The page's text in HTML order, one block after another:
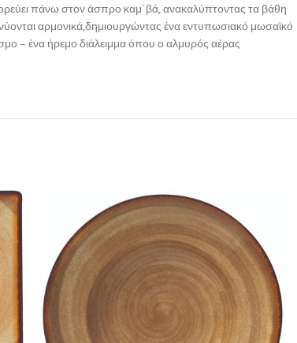
πάνω στον άσπρο καμ΄βά, ανακαλύπτοντας τα βάθη
αρμονικά,δημιουργώντας ένα εντυπωσιακό μωσαϊκό
– ένα ήρεμο διάλειμμα όπου ο αλμυρός αέρας